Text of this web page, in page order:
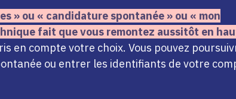
» ou « candidature spontanée » ou « mon
fait que vous remontez aussitôt en
en compte votre choix. Vous pouvez
ou entrer les identifiants de votre